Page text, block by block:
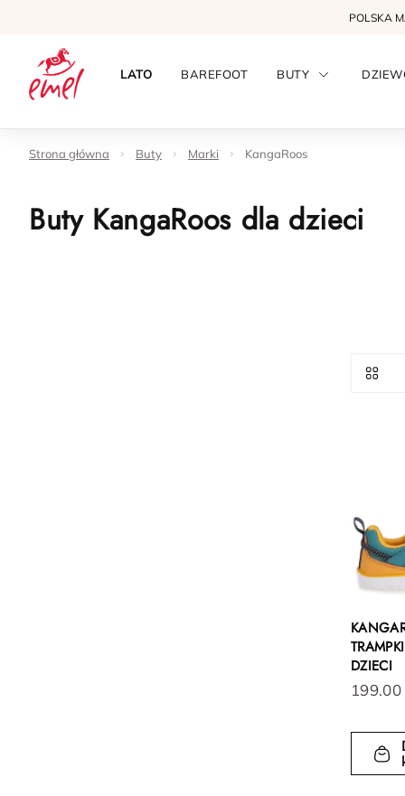
POLSKA
LATO BAREFOOT BUTY
Strona główna Buty Marki KangaRoos
Buty KangaRoos dla dzieci
DZIECI
199.00